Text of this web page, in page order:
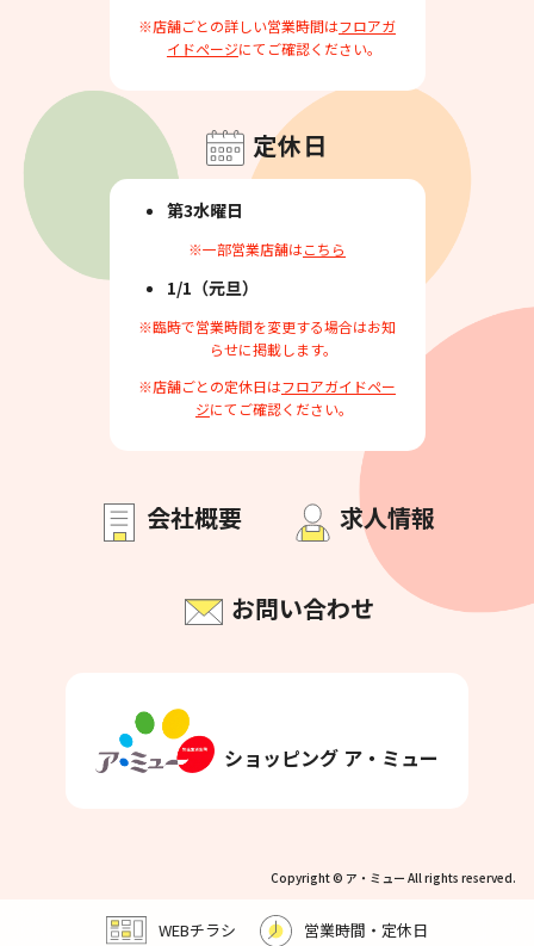
※店舗ごとの詳しい営業時間はフロアガ
イドページにてご確認ください。
定休日
第3水曜日
※一部営業店舗はこちら
1/1（元旦）
※臨時で営業時間を変更する場合はお知
らせに掲載します。
※店舗ごとの定休日はフロアガイドペー
ジにてご確認ください。
会社概要 求人情報
お問い合わせ
ショッピング ア・ミュー
Copyright © ア・ミュー All rights reserved.
WEBチラシ 営業時間・定休日